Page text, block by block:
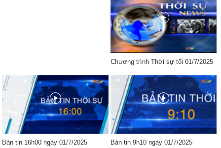
Chương trình Thời sự tối 01/7/2025
Bản tin 16h00 ngày 01/7/2025 Bản tin 9h10 ngày 01/7/2025